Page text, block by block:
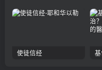
使徒信经